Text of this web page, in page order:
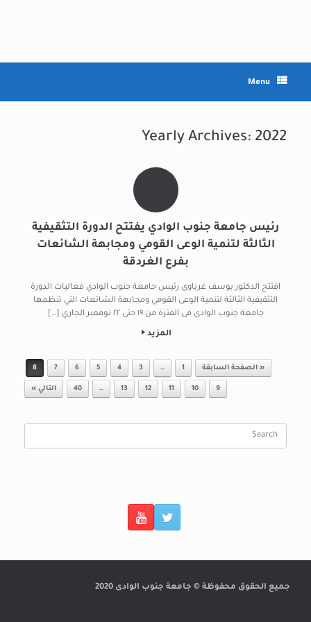
Menu
Yearly Archives: 2022
رئيس جامعة جنوب الوادي يفتتح الدورة التثقيفية
الثالثة لتنمية الوعى القومي ومجابهة الشائعات
بفرع الغردقة
افتتح الدكتور يوسف غرباوى رئيس جامعة جنوب الوادي فعاليات الدورة
التثقيفية الثالثة لتنمية الوعى القومي ومجابهة الشائعات التي تنظمها
جامعة جنوب الوادى فى الفترة من ١٩ حتى ٢٢ نوفمبر الجاري […]
المزيد
Post navigation
« الصفحة السابقة 1
…
3
4
5
6
7
8
9
10
11
12
13
…
40 التالي »
Search
جميع الحقوق محفوظة © جامعة جنوب الوادى 2020